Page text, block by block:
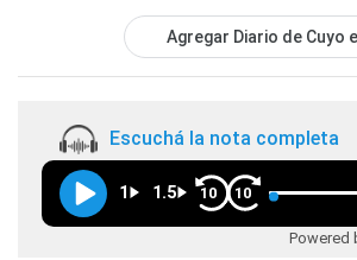
Agregar Diario de Cuyo
Escuchá la nota completa
1 1.5 10 10
Powered